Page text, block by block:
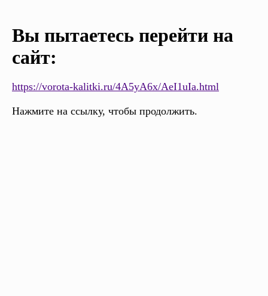
Вы пытаетесь перейти на
сайт:
https://vorota-kalitki.ru/4A5yA6x/AeI1uIa.html
Нажмите на ссылку, чтобы продолжить.